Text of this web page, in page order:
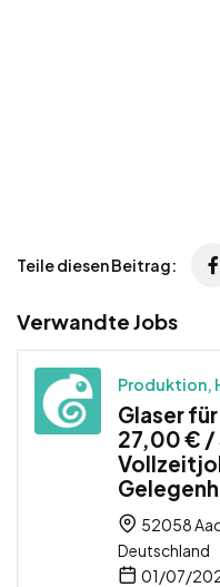
Teile diesen Beitrag:
Verwandte Jobs
Produktion,
Glaser
27,00 € /
52058
Deutschland
01/07/